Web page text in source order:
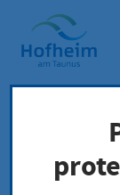
Accueil"
Page d'accueil
Aktuelles aus